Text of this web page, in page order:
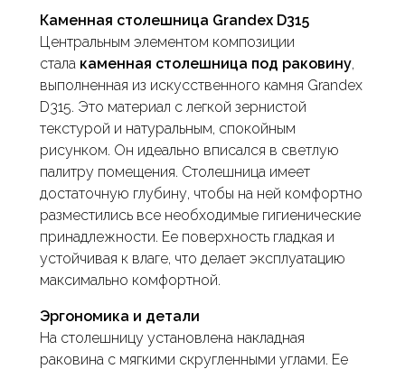
Каменная столешница Grandex D315
Центральным элементом композиции
стала каменная столешница под раковину,
выполненная из искусственного камня Grandex
D315. Это материал с легкой зернистой
текстурой и натуральным, спокойным
рисунком. Он идеально вписался в светлую
палитру помещения. Столешница имеет
достаточную глубину, чтобы на ней комфортно
разместились все необходимые гигиенические
принадлежности. Ее поверхность гладкая и
устойчивая к влаге, что делает эксплуатацию
максимально комфортной.
Эргономика и детали
На столешницу установлена накладная
раковина с мягкими скругленными углами. Ее